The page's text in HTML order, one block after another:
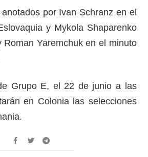
por Ivan Schranz en el
y Mykola Shaparenko
Roman Yaremchuk en el minuto
Grupo E, el 22 de junio a las
en Colonia las selecciones